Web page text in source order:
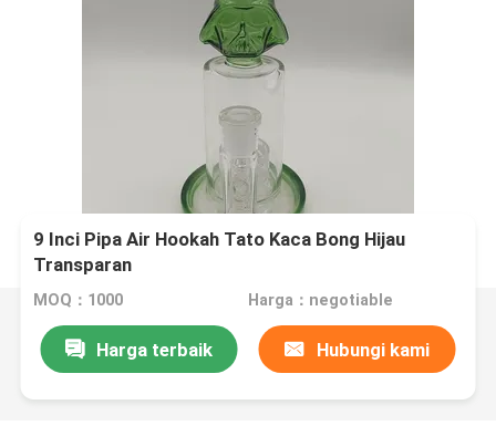
9 Inci Pipa Air Hookah Tato Kaca Bong Hijau
Transparan
MOQ：1000 Harga：negotiable
Harga terbaik Hubungi kami